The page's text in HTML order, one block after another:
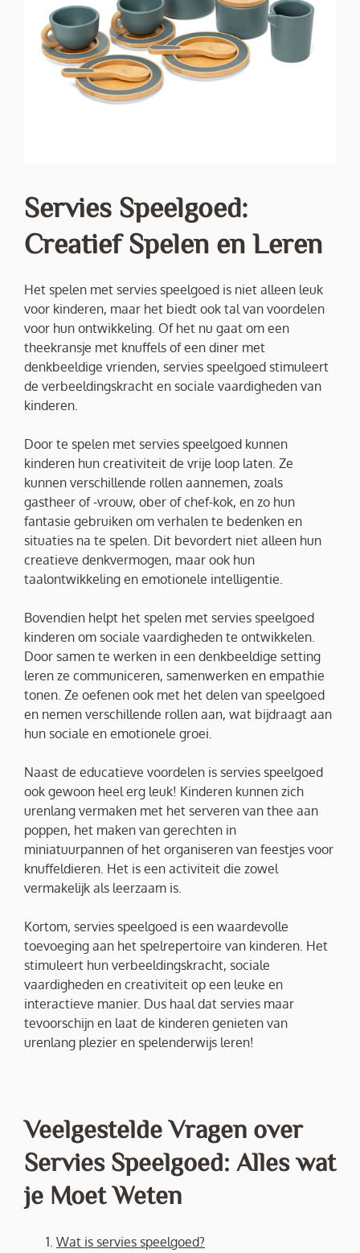
Servies Speelgoed:
Creatief Spelen en Leren
Het spelen met servies speelgoed is niet alleen leuk
voor kinderen, maar het biedt ook tal van voordelen
voor hun ontwikkeling. Of het nu gaat om een
theekransje met knuffels of een diner met
denkbeeldige vrienden, servies speelgoed stimuleert
de verbeeldingskracht en sociale vaardigheden van
kinderen.
Door te spelen met servies speelgoed kunnen
kinderen hun creativiteit de vrije loop laten. Ze
kunnen verschillende rollen aannemen, zoals
gastheer of -vrouw, ober of chef-kok, en zo hun
fantasie gebruiken om verhalen te bedenken en
situaties na te spelen. Dit bevordert niet alleen hun
creatieve denkvermogen, maar ook hun
taalontwikkeling en emotionele intelligentie.
Bovendien helpt het spelen met servies speelgoed
kinderen om sociale vaardigheden te ontwikkelen.
Door samen te werken in een denkbeeldige setting
leren ze communiceren, samenwerken en empathie
tonen. Ze oefenen ook met het delen van speelgoed
en nemen verschillende rollen aan, wat bijdraagt aan
hun sociale en emotionele groei.
Naast de educatieve voordelen is servies speelgoed
ook gewoon heel erg leuk! Kinderen kunnen zich
urenlang vermaken met het serveren van thee aan
poppen, het maken van gerechten in
miniatuurpannen of het organiseren van feestjes voor
knuffeldieren. Het is een activiteit die zowel
vermakelijk als leerzaam is.
Kortom, servies speelgoed is een waardevolle
toevoeging aan het spelrepertoire van kinderen. Het
stimuleert hun verbeeldingskracht, sociale
vaardigheden en creativiteit op een leuke en
interactieve manier. Dus haal dat servies maar
tevoorschijn en laat de kinderen genieten van
urenlang plezier en spelenderwijs leren!
Veelgestelde Vragen over
Servies Speelgoed: Alles wat
je Moet Weten
Wat is servies speelgoed?